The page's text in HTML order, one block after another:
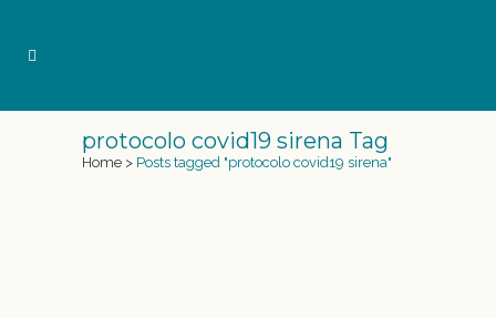
protocolo covid19 sirena Tag
Home > Posts tagged "protocolo covid19 sirena"